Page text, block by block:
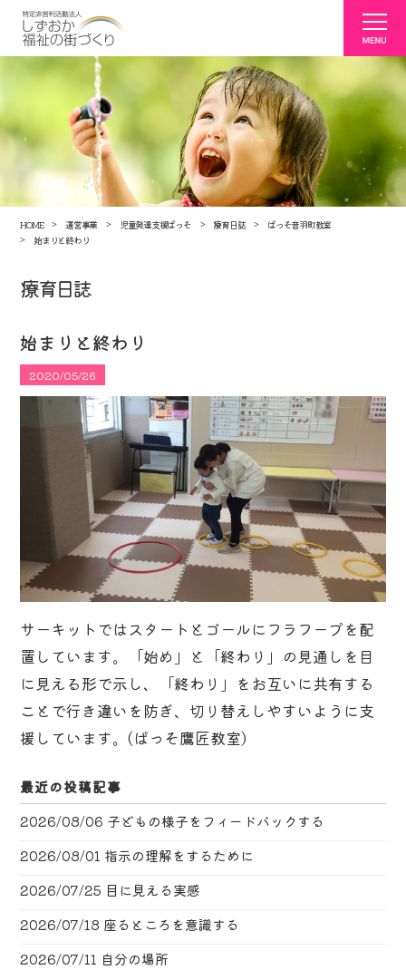
HOME 運営事業 児童発達支援ぱっそ 療育日誌
ぱっそ音羽町教室
始まりと終わり
療育日誌
始まりと終わり
2020/05/26
サーキットではスタートとゴールにフラフープを配
置しています。「始め」と「終わり」の見通しを目
に見える形で示し、「終わり」をお互いに共有する
ことで行き違いを防ぎ、切り替えしやすいように支
援しています。(ぱっそ鷹匠教室)
最近の投稿記事
2026/08/06 子どもの様子をフィードバックする
2026/08/01 指示の理解をするために
2026/07/25 目に見える実感
2026/07/18 座るところを意識する
2026/07/11 自分の場所